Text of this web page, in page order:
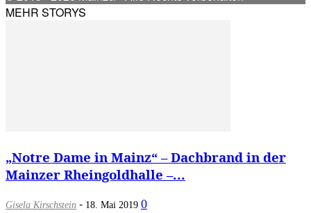
MEHR STORYS
„Notre Dame in Mainz“ – Dachbrand in der
Mainzer Rheingoldhalle –...
Gisela Kirschstein - 18. Mai 2019 0